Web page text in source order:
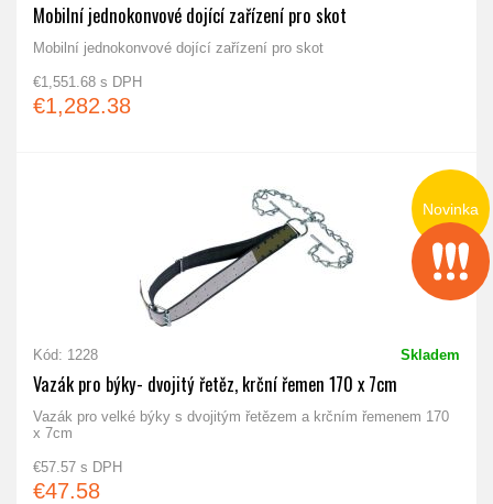
Mobilní jednokonvové dojící zařízení pro skot
Mobilní jednokonvové dojící zařízení pro skot
€1,551.68 s DPH
€1,282.38
Kód: 1228 Skladem
Vazák pro býky- dvojitý řetěz, krční řemen 170 x 7cm
Vazák pro velké býky s dvojitým řetězem a krčním řemenem 170
x 7cm
€57.57 s DPH
€47.58
Novinka